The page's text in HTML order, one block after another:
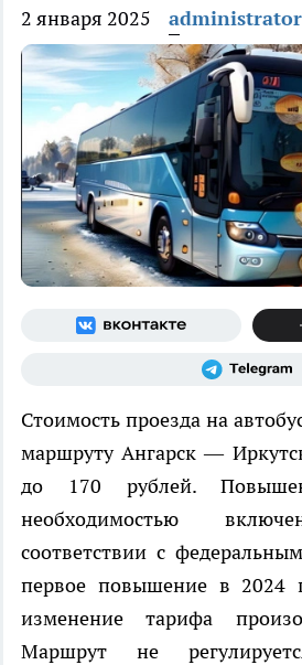
2 января 2025 administrator
Стоимость проезда на
маршруту Ангарск —
до 170 рублей.
необходимостью
соответствии с
первое повышение в 2024
изменение тарифа
Маршрут не